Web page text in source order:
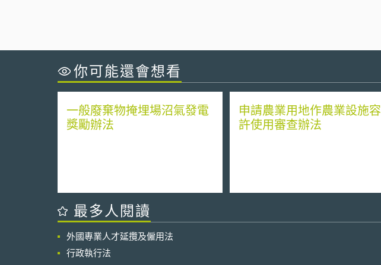
你可能還會想看
一般廢棄物掩埋場沼氣發電
獎勵辦法
申請農業用地作農業設施容
許使用審查辦法
最多人閱讀
外國專業人才延攬及僱用法
行政執行法